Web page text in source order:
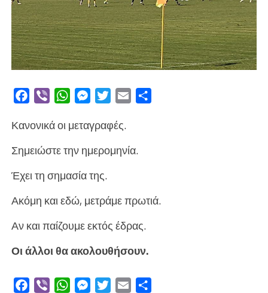
Facebook
Viber WhatsAppMessengerTwitterEmail
Κανονικά οι μεταγραφές.
Σημειώστε την ημερομηνία.
Έχει τη σημασία της.
Ακόμη και εδώ, μετράμε πρωτιά.
Αν και παίζουμε εκτός έδρας.
Οι άλλοι θα ακολουθήσουν.
Facebook
Viber WhatsAppMessengerTwitterEmail